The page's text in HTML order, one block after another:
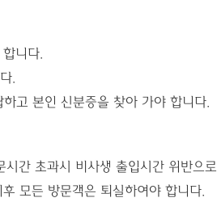
니다.
.
고 본인 신분증을 찾아 가야 합니다.
간 초과시 비사생 출입시간 위반으
모든 방문객은 퇴실하여야 합니다.